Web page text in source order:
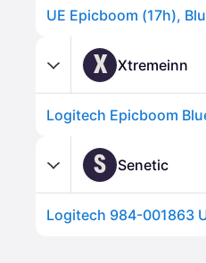
UE Epicboom (17h),
X Xtremeinn
Logitech Epicboom
S Senetic